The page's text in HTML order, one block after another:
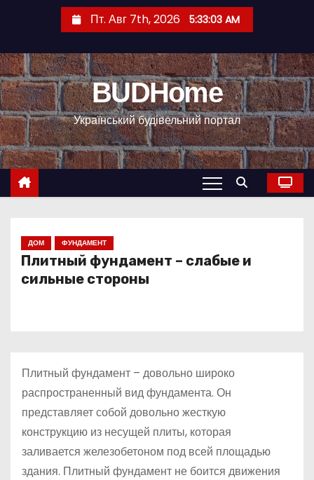
е
й
т
и
к
с
Пт. Авг 7th, 2026 5:33:04 AM
BUDHome
Український будівельний портал
ДОМ ФУНДАМЕНТ
Плитный фундамент – слабые и
сильные стороны
Плитный фундамент – довольно широко
распространенный вид фундамента. Он
представляет собой довольно жесткую
конструкцию из несущей плиты, которая
заливается железобетоном под всей площадью
здания. Плитный фундамент не боится движения